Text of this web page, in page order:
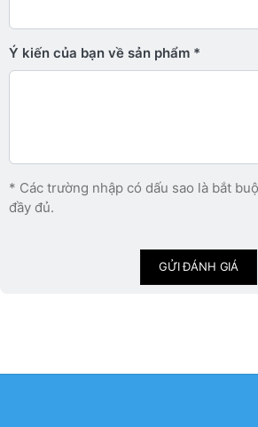
Ý kiến ​​của bạn về sản phẩm
* Các trường nhập có dấu sao là bắt
đầy đủ.
GỬI ĐÁNH GIÁ